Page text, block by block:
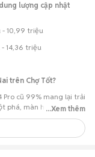
lượng cập nhật
10,99 triệu
- 14,36 triệu
trên Chợ Tốt?
Pro cũ 99% mang lại trải
phá, màn hình Super
mượt, chip A16 Bionic
giá hợp lý hơn rất
...Xem thêm